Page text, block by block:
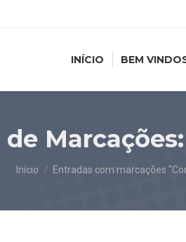
INÍCIO BEM
Marcações:
Você está aqui:
Início Entradas com marcações